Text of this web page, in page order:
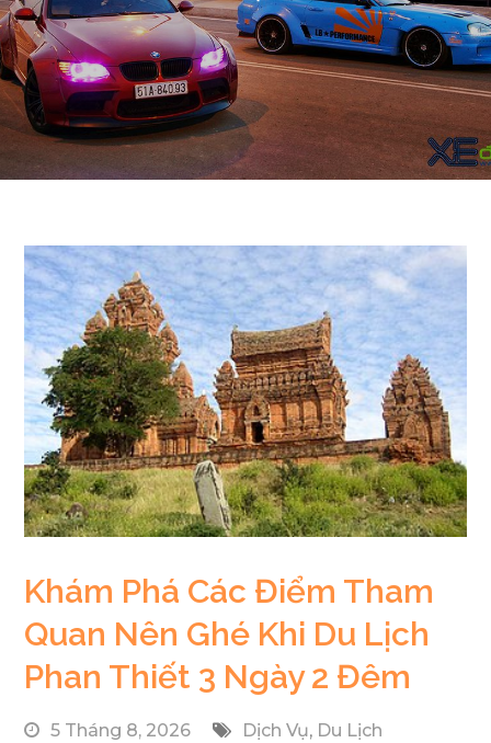
Khám Phá Các Điểm Tham
Quan Nên Ghé Khi Du Lịch
Phan Thiết 3 Ngày 2 Đêm
5 Tháng 8, 2026 Dịch Vụ, Du Lịch